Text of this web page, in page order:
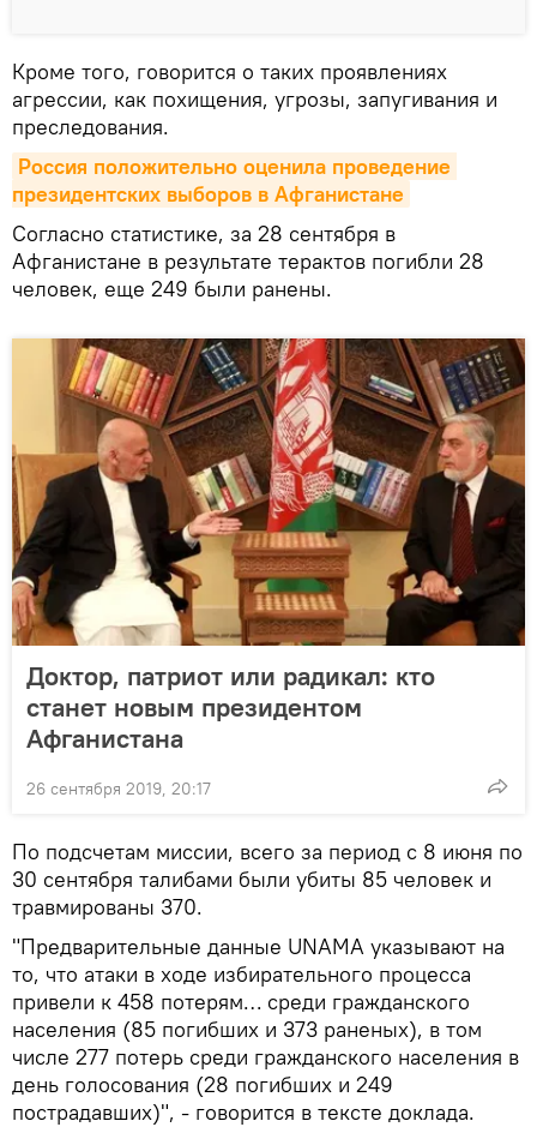
Кроме того, говорится о таких проявлениях
агрессии, как похищения, угрозы, запугивания и
преследования.
Россия положительно оценила проведение
президентских выборов в Афганистане
Согласно статистике, за 28 сентября в
Афганистане в результате терактов погибли 28
человек, еще 249 были ранены.
Доктор, патриот или радикал: кто
станет новым президентом
Афганистана
26 сентября 2019, 20:17
По подсчетам миссии, всего за период с 8 июня по
30 сентября талибами были убиты 85 человек и
травмированы 370.
"Предварительные данные UNAMA указывают на
то, что атаки в ходе избирательного процесса
привели к 458 потерям… среди гражданского
населения (85 погибших и 373 раненых), в том
числе 277 потерь среди гражданского населения в
день голосования (28 погибших и 249
пострадавших)", - говорится в тексте доклада.